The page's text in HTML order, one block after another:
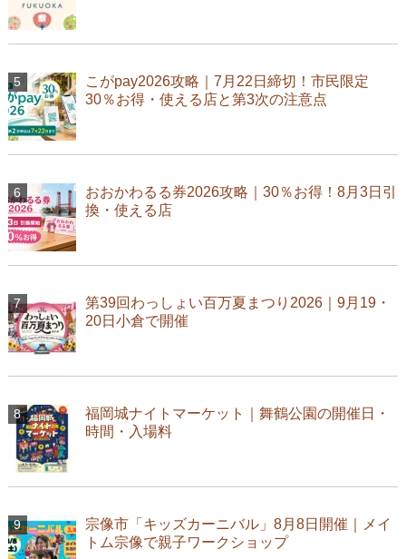
こがpay2026攻略｜7月22日締切！市民限定
30％お得・使える店と第3次の注意点
おおかわるる券2026攻略｜30％お得！8月3日引
換・使える店
第39回わっしょい百万夏まつり2026｜9月19・
20日小倉で開催
福岡城ナイトマーケット｜舞鶴公園の開催日・
時間・入場料
宗像市「キッズカーニバル」8月8日開催｜メイ
トム宗像で親子ワークショップ